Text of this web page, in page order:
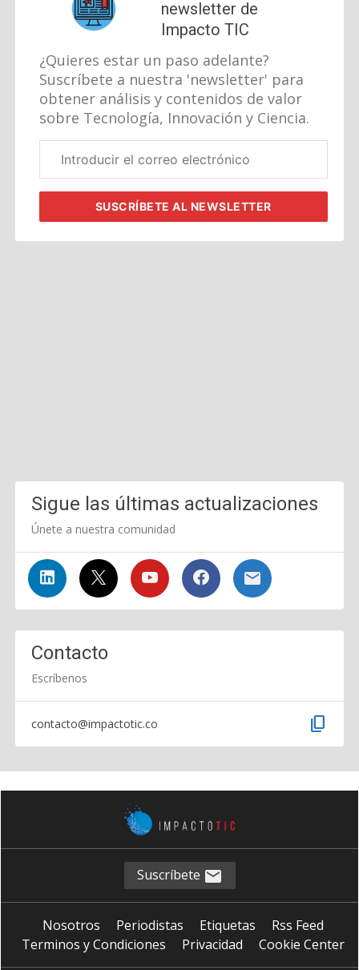
newsletter de
Impacto TIC
¿Quieres estar un paso adelante?
Suscríbete a nuestra 'newsletter' para
obtener análisis y contenidos de valor
sobre Tecnología, Innovación y Ciencia.
electrónico
SUSCRÍBETEAL NEWSLETTER
Sigue las últimas actualizaciones
Únete a nuestra comunidad
Contacto
Escríbenos
contacto@impactotic.co content_copy
Suscríbete
Nosotros Periodistas Etiquetas
Rss Feed
Terminos y Condiciones
Privacidad Cookie Center